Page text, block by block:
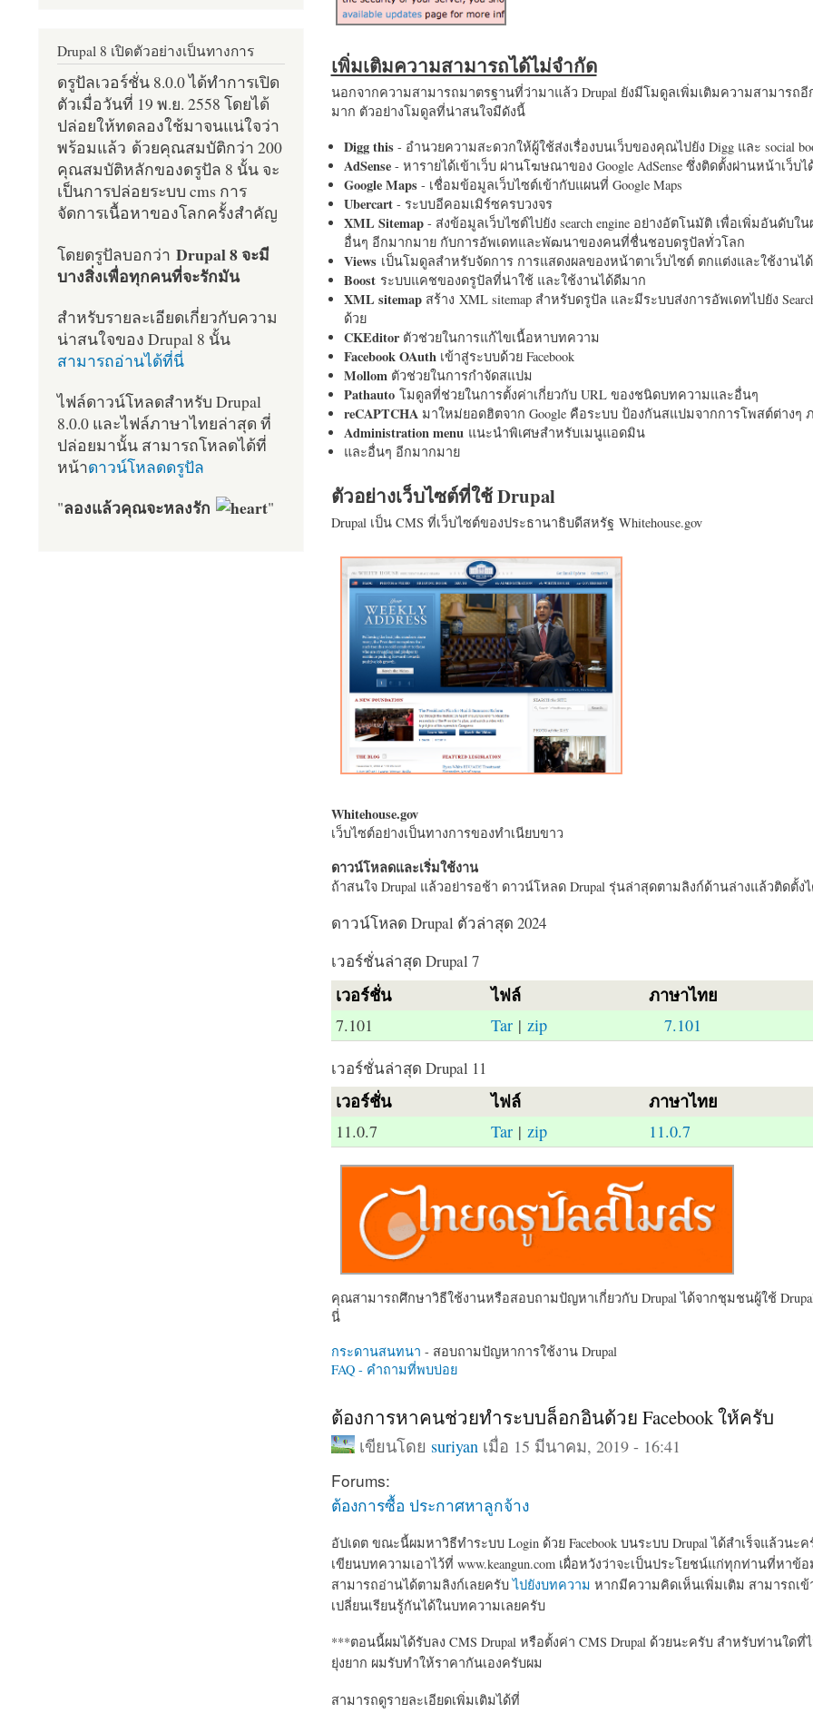
เพิ่มเติมความสามารถได้ไม่จำกัด
นอกจากความสามารถมาตรฐานที่ว่ามาแล้ว Drupal ยังมีโมดูลเพิ่มเติมความสามารถอี
มาก ตัวอย่างโมดูลที่น่าสนใจมีดังนี้
Digg this- อำนวยความสะดวกให้ผู้ใช้ส่งเรื่องบนเว็บของคุณไปยัง Digg และ social
AdSense- หารายได้เข้าเว็บ ผ่านโฆษณาของ Google AdSense ซึ่งติดตั้งผ่านหน้าเว็บไ
Google Maps- เชื่อมข้อมูลเว็บไซต์เข้ากับแผนที่ Google Maps
Ubercart- ระบบอีคอมเมิร์ซครบวงจร
XML Sitemap- ส่งข้อมูลเว็บไซต์ไปยัง search engine อย่างอัตโนมัติ เพื่อเพิ่มอันดับใ
อื่นๆ อีกมากมาย กับการอัพเดทและพัฒนาของคนที่ชื่นชอบดรูปัลทั่วโลก
Views เป็นโมดูลสำหรับจัดการ การแสดงผลของหน้าตาเว็บไซต์ ตกแต่งและใช้งานไ
Boost ระบบแคชของดรูปัลที่น่าใช้ และใช้งานได้ดีมาก
XML sitemapสร้าง XML sitemap สำหรับดรูปัล และมีระบบส่งการอัพเดทไปยัง
ด้วย
CKEditorตัวช่วยในการแก้ไขเนื้อหาบทความ
Facebook OAuth เข้าสู่ระบบด้วย Facebook
Mollom ตัวช่วยในการกำจัดสแปม
Pathautoโมดูลที่ช่วยในการตั้งค่าเกี่ยวกับ URL ของชนิดบทความและอื่นๆ
reCAPTCHA มาใหม่ยอดฮิตจาก Google คือระบบ ป้องกันสแปมจากการโพสต์ต่างๆ
Administration menu แนะนำพิเศษสำหรับเมนูแอดมิน
และอื่นๆ อีกมากมาย
ตัวอย่างเว็บไซต์ที่ใช้ Drupal
Drupal เป็น CMS ที่เว็บไซต์ของประธานาธิบดีสหรัฐ Whitehouse.gov
Whitehouse.gov
เว็บไซต์อย่างเป็นทางการของทำเนียบขาว
ดาวน์โหลดและเริ่มใช้งาน
ถ้าสนใจ Drupal แล้วอย่ารอช้า ดาวน์โหลด Drupal รุ่นล่าสุดตามลิงก์ด้านล่างแล้วติดตั้ง
ดาวน์โหลด Drupal ตัวล่าสุด 2024
เวอร์ชั่นล่าสุด Drupal 7
เวอร์ชั่น ไฟล์ ภาษาไทย
7.101 Tar| zip 7.101
เวอร์ชั่นล่าสุด Drupal 11
เวอร์ชั่น ไฟล์ ภาษาไทย
11.0.7 Tar| zip 11.0.7
คุณสามารถศึกษาวิธีใช้งานหรือสอบถามปัญหาเกี่ยวกับ Drupal ได้จากชุมชนผู้ใช้
นี่
กระดานสนทนา - สอบถามปัญหาการใช้งาน Drupal
FAQ - คำถามที่พบบ่อย
ต้องการหาคนช่วยทำระบบล็อกอินด้วย Facebook ให้ครับ
เขียนโดย suriyan เมื่อ 15 มีนาคม, 2019 - 16:41
Forums:
ต้องการซื้อ ประกาศหาลูกจ้าง
อัปเดต ขณะนี้ผมหาวิธีทำระบบ Login ด้วย Facebook บนระบบ Drupal ได้สำเร็จแล้วนะ
เขียนบทความเอาไว้ที่ www.keangun.com เผื่อหวังว่าจะเป็นประโยชน์แก่ทุกท่านที่หาข้
สามารถอ่านได้ตามลิงก์เลยครับไปยังบทความ หากมีความคิดเห็นเพิ่มเติม สามารถเข้
เปลี่ยนเรียนรู้กันได้ในบทความเลยครับ
***ตอนนี้ผมได้รับลง CMS Drupal หรือตั้งค่า CMS Drupal ด้วยนะครับ สำหรับท่านใด
ยุ่งยาก ผมรับทำให้ราคากันเองครับผม
สามารถดูรายละเอียดเพิ่มเติมได้ที่
Drupal 8 เปิดตัวอย่างเป็นทางการ
ดรูปัลเวอร์ชั่น 8.0.0 ได้ทำการเปิด
ตัวเมื่อวันที่ 19 พ.ย. 2558 โดยได้
ปล่อยให้ทดลองใช้มาจนแน่ใจว่า
พร้อมแล้ว ด้วยคุณสมบัติกว่า 200
คุณสมบัติหลักของดรูปัล 8 นั้น จะ
เป็นการปล่อยระบบ cms การ
จัดการเนื้อหาของโลกครั้งสำคัญ
โดยดรูปัลบอกว่า Drupal 8 จะมี
บางสิ่งเพื่อทุกคนที่จะรักมัน
สำหรับรายละเอียดเกี่ยวกับความ
น่าสนใจของ Drupal 8 นั้น
สามารถอ่านได้ที่นี่
ไฟล์ดาวน์โหลดสำหรับ Drupal
8.0.0 และไฟล์ภาษาไทยล่าสุด ที่
ปล่อยมานั้น สามารถโหลดได้ที่
หน้าดาวน์โหลดดรูปัล
"ลองแล้วคุณจะหลงรัก "